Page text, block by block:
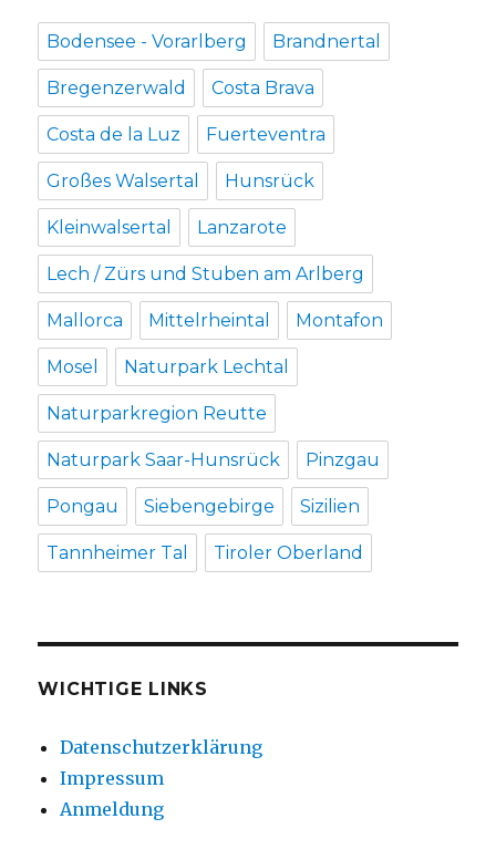
Bodensee - Vorarlberg Brandnertal
Bregenzerwald Costa Brava
Costa de la Luz Fuerteventra
Großes Walsertal Hunsrück
Kleinwalsertal Lanzarote
Lech / Zürs und Stuben am Arlberg
Mallorca Mittelrheintal Montafon
Mosel Naturpark Lechtal
Naturparkregion Reutte
Naturpark Saar-Hunsrück Pinzgau
Pongau Siebengebirge Sizilien
Tannheimer Tal Tiroler Oberland
WICHTIGE LINKS
Datenschutzerklärung
Impressum
Anmeldung